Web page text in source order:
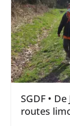
SGDF •
routes